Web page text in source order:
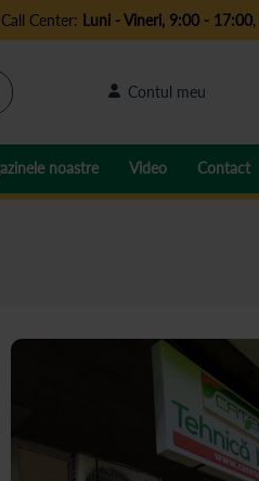
Center: Luni - Vineri, 9:00 - 17:00,
Contul meu
noastre Video Contact